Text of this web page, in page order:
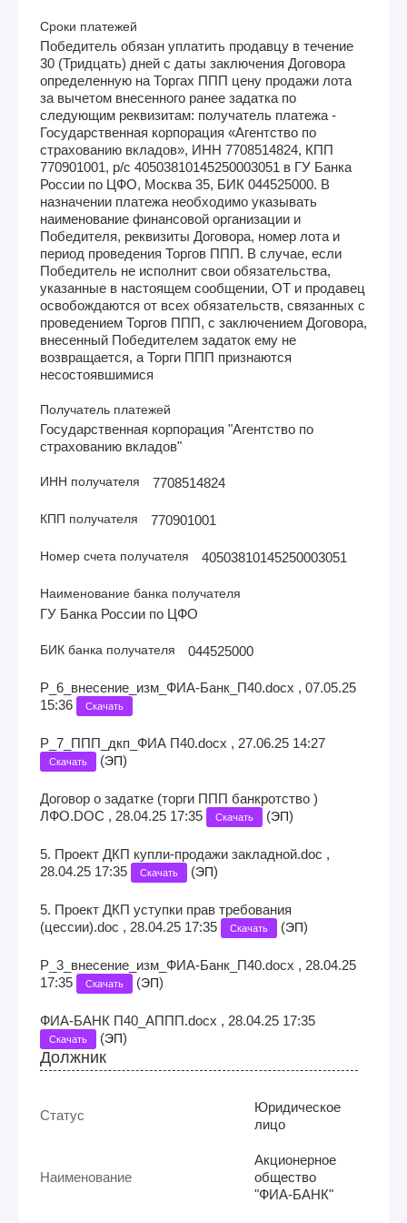
Сроки платежей
Победитель обязан уплатить продавцу в течение
30 (Тридцать) дней с даты заключения Договора
определенную на Торгах ППП цену продажи лота
за вычетом внесенного ранее задатка по
следующим реквизитам: получатель платежа -
Государственная корпорация «Агентство по
страхованию вкладов», ИНН 7708514824, КПП
770901001, р/с 40503810145250003051 в ГУ Банка
России по ЦФО, Москва 35, БИК 044525000. В
назначении платежа необходимо указывать
наименование финансовой организации и
Победителя, реквизиты Договора, номер лота и
период проведения Торгов ППП. В случае, если
Победитель не исполнит свои обязательства,
указанные в настоящем сообщении, ОТ и продавец
освобождаются от всех обязательств, связанных с
проведением Торгов ППП, с заключением Договора,
внесенный Победителем задаток ему не
возвращается, а Торги ППП признаются
несостоявшимися
Получатель платежей
Государственная корпорация "Агентство по
страхованию вкладов"
ИНН получателя 7708514824
КПП получателя 770901001
Номер счета получателя 40503810145250003051
Наименование банка получателя
ГУ Банка России по ЦФО
БИК банка получателя 044525000
Р_6_внесение_изм_ФИА-Банк_П40.docx , 07.05.25
15:36
Скачать
Р_7_ППП_дкп_ФИА П40.docx , 27.06.25 14:27
Скачать (ЭП)
Договор о задатке (торги ППП банкротство )
ЛФО.DOC , 28.04.25 17:35
Скачать (ЭП)
5. Проект ДКП купли-продажи закладной.doc ,
28.04.25 17:35
Скачать (ЭП)
5. Проект ДКП уступки прав требования
(цессии).doc , 28.04.25 17:35
Скачать (ЭП)
Р_3_внесение_изм_ФИА-Банк_П40.docx , 28.04.25
17:35
Скачать (ЭП)
ФИА-БАНК П40_АППП.docx , 28.04.25 17:35
Скачать (ЭП)
Должник
Статус
Юридическое
лицо
Наименование
Акционерное
общество
"ФИА-БАНК"